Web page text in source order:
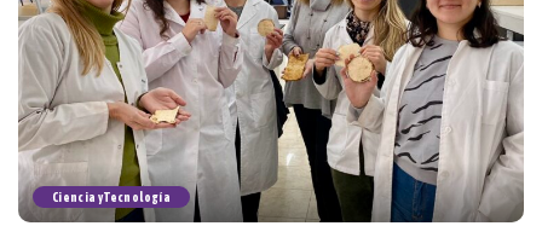
Ciencia y Tecnología